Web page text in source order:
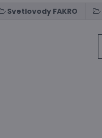
Svetlovody FAKRO